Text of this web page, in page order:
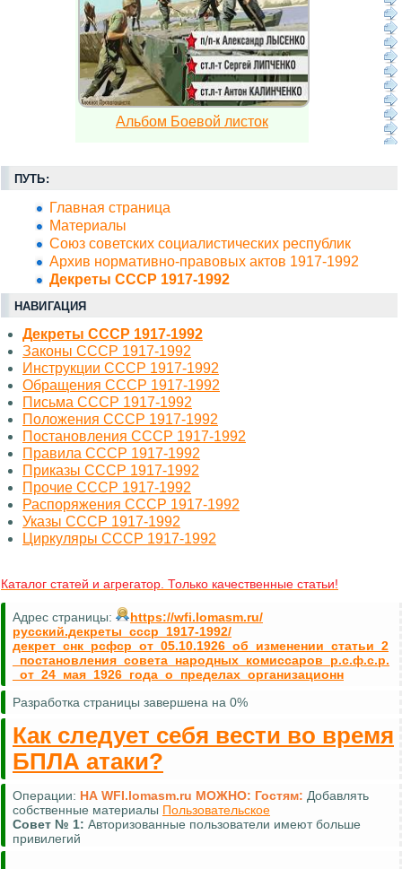
Альбом Боевой листок
ПУТЬ:
Главная страница
Материалы
Союз советских социалистических республик
Архив нормативно-правовых актов 1917-1992
Декреты СССР 1917-1992
НАВИГАЦИЯ
Декреты СССР 1917-1992
Законы СССР 1917-1992
Инструкции СССР 1917-1992
Обращения СССР 1917-1992
Письма СССР 1917-1992
Положения СССР 1917-1992
Постановления СССР 1917-1992
Правила СССР 1917-1992
Приказы СССР 1917-1992
Прочие СССР 1917-1992
Распоряжения СССР 1917-1992
Указы СССР 1917-1992
Циркуляры СССР 1917-1992
Каталог статей и агрегатор. Только качественные статьи!
Адрес страницы:
https://wfi.lomasm.ru/
русский.декреты_ссср_1917-1992/
декрет_снк_рсфср_от_05.10.1926_об_изменении_статьи_2
_постановления_совета_народных_комиссаров_р.с.ф.с.р.
_от_24_мая_1926_года_о_пределах_организационн
Разработка страницы завершена на 0%
Как следует себя вести во время
БПЛА атаки?
Операции: НА WFI.lomasm.ru МОЖНО: Гостям: Добавлять
собственные материалы Пользовательское
Совет № 1: Авторизованные пользователи имеют больше
привилегий